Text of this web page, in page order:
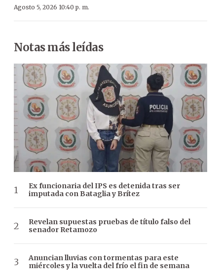
Agosto 5, 2026 10:40 p. m.
Notas más leídas
Ex funcionaria del IPS es detenida tras ser
imputada con Bataglia y Brítez
Revelan supuestas pruebas de título falso del
senador Retamozo
Anuncian lluvias con tormentas para este
miércoles y la vuelta del frío el fin de semana